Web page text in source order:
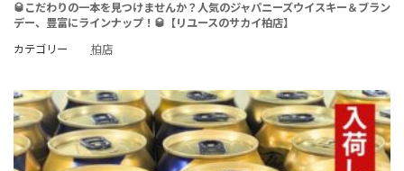
🥃こだわりの一本を見つけませんか？人気のジャパニーズウイスキー＆ブラン
デー、豊富にラインナップ！🥃【リユースのサカイ柏店】
カテゴリー
柏店